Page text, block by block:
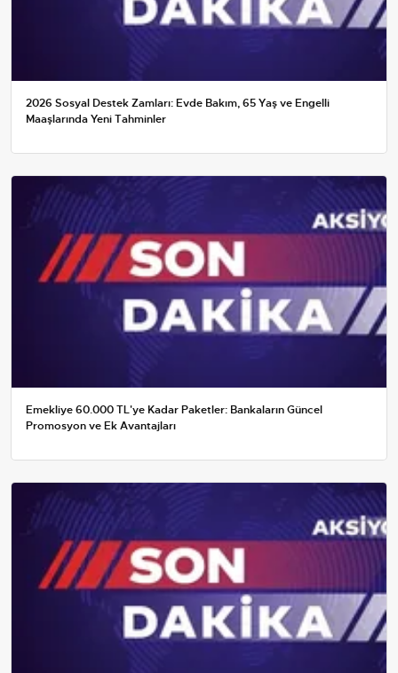
2026 Sosyal Destek Zamları: Evde Bakım, 65 Yaş ve Engelli
Maaşlarında Yeni Tahminler
Emekliye 60.000 TL'ye Kadar Paketler: Bankaların Güncel
Promosyon ve Ek Avantajları